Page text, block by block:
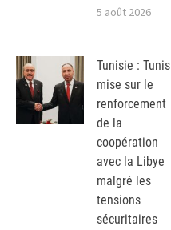
5 août 2026
Tunisie : Tunis
mise sur le
renforcement
de la
coopération
avec la Libye
malgré les
tensions
sécuritaires